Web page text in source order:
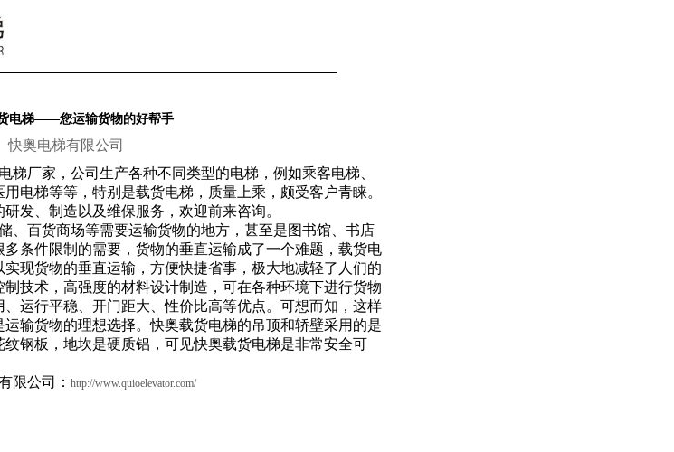
电梯——您运输货物的好帮手
快奥电梯有限公司
厂家，公司生产各种不同类型的电梯，例如乘客电梯、
电梯等等，特别是载货电梯，质量上乘，颇受客户青睐。
发、制造以及维保服务，欢迎前来咨询。
百货商场等需要运输货物的地方，甚至是图书馆、书店
条件限制的需要，货物的垂直运输成了一个难题，载货电
现货物的垂直运输，方便快捷省事，极大地减轻了人们的
技术，高强度的材料设计制造，可在各种环境下进行货物
运行平稳、开门距大、性价比高等优点。可想而知，这样
输货物的理想选择。快奥载货电梯的吊顶和轿壁采用的是
钢板，地坎是硬质铝，可见快奥载货电梯是非常安全可
限公司： http://www.quioelevator.com/